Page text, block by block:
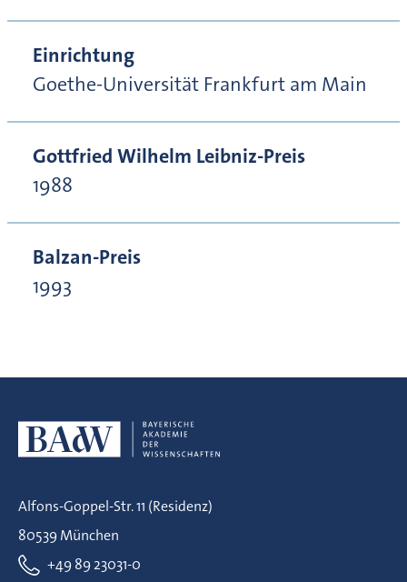
Einrichtung
Goethe-Universität Frankfurt am Main
Gottfried Wilhelm Leibniz-Preis
1988
Balzan-Preis
1993
Alfons-Goppel-Str. 11 (Residenz)
80539 München
+49 89 23031-0